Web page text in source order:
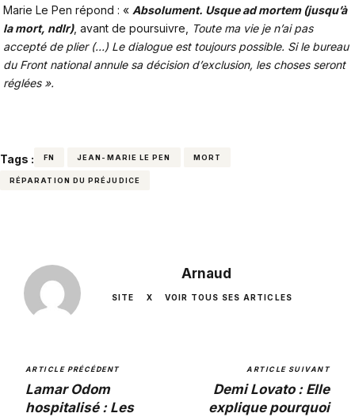
Marie Le Pen répond : « Absolument. Usque ad mortem (jusqu’à
la mort, ndlr), avant de poursuivre,
Toute ma vie je n’ai pas
accepté de plier (…) Le dialogue est toujours possible. Si le bureau
du Front national annule sa décision d’exclusion, les choses seront
réglées ».
Tags : FN JEAN-MARIE LE PEN MORT
RÉPARATION DU PRÉJUDICE
Arnaud
SITE X VOIR TOUS SES ARTICLES
ARTICLE PRÉCÉDENT
Lamar Odom
hospitalisé : Les
ARTICLE SUIVANT
Demi Lovato : Elle
explique pourquoi